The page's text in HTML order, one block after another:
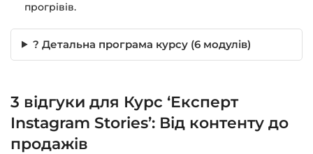
прогрівів.
? Детальна програма курсу (6 модулів)
3 відгуки для Курс ‘Експерт
Instagram Stories’: Від контенту до
продажів